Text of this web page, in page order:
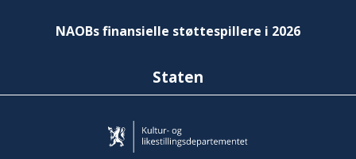
NAOBs finansielle støttespillere i 2026
Staten